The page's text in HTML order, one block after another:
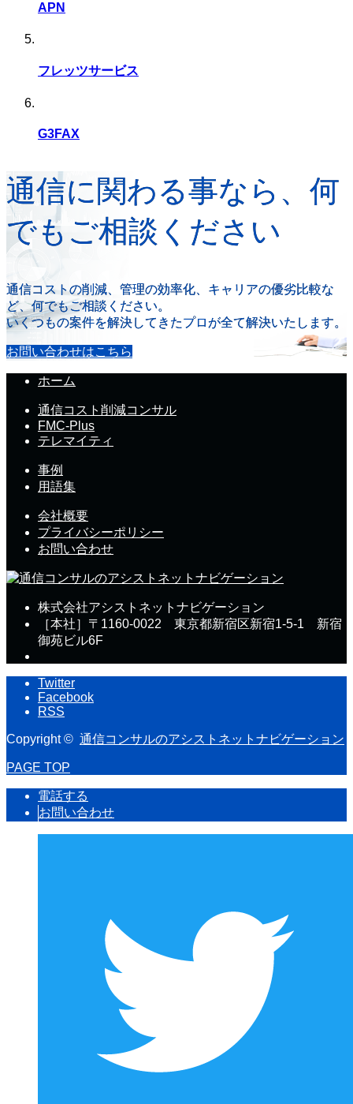
APN
フレッツサービス
G3FAX
通信に関わる事なら、何
でもご相談ください
通信コストの削減、管理の効率化、キャリアの優劣比較な
ど、何でもご相談ください。
いくつもの案件を解決してきたプロが全て解決いたします。
お問い合わせはこちら
ホーム
通信コスト削減コンサル
FMC-Plus
テレマイティ
事例
用語集
会社概要
プライバシーポリシー
お問い合わせ
株式会社アシストネットナビゲーション
［本社］〒1160-0022 東京都新宿区新宿1-5-1 新宿
御苑ビル6F
Twitter
Facebook
RSS
Copyright © 通信コンサルのアシストネットナビゲーション
PAGE TOP
電話する
お問い合わせ